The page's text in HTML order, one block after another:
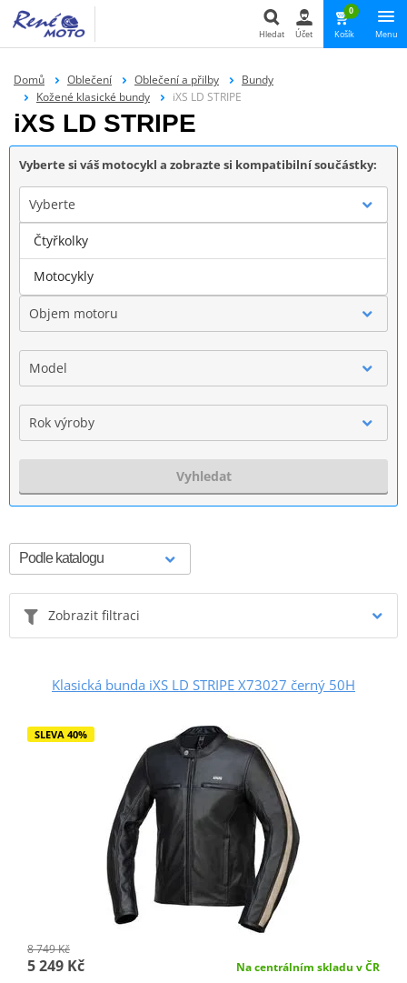
Hledat Účet
0
Košík Menu
Domů Oblečení Oblečení a přilby
Bundy
Kožené klasické bundy
iXS LD STRIPE
iXS LD STRIPE
Vyberte si váš motocykl a zobrazte si kompatibilní součástky:
Vyberte
Značka
Objem motoru
Model
Rok výroby
Vyhledat
Zobrazit filtraci
Klasická bunda iXS LD STRIPE X73027 černý 50H
SLEVA 40%
8 749 Kč
5 249 Kč Na centrálním skladu v ČR
Čtyřkolky
Motocykly